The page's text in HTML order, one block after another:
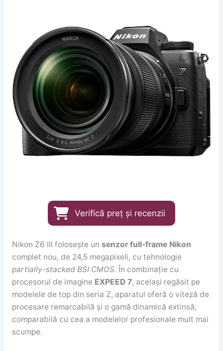
Verifică preț și recenzii
Nikon Z6 III folosește un senzor full-frame Nikon
complet nou, de 24,5 megapixeli, cu tehnologie
partially-stacked BSI CMOS. În combinație cu
procesorul de imagine EXPEED 7, același regăsit pe
modelele de top din seria Z, aparatul oferă o viteză de
procesare remarcabilă și o gamă dinamică extinsă,
comparabilă cu cea a modelelor profesionale mult mai
scumpe.